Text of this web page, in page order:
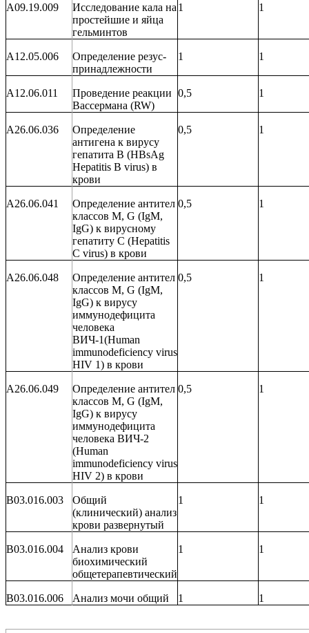
A09.19.009
Исследование кала на
простейшие и яйца
гельминтов
1 1
A12.05.006
Определение резус-
принадлежности
1 1
A12.06.011
Проведение реакции
Вассермана (RW)
0,5 1
A26.06.036
Определение
антигена к вирусу
гепатита В (НBsAg
Hepatitis B virus) в
крови
0,5 1
A26.06.041
Определение антител
классов M, G (IgM,
IgG) к вирусному
гепатиту С (Hepatitis
C virus) в крови
0,5 1
A26.06.048
Определение антител
классов M, G (IgM,
IgG) к вирусу
иммунодефицита
человека
ВИЧ-1(Human
immunodeficiency virus
HIV 1) в крови
0,5 1
A26.06.049
Определение антител
классов M, G (IgM,
IgG) к вирусу
иммунодефицита
человека ВИЧ-2
(Human
immunodeficiency virus
HIV 2) в крови
0,5 1
B03.016.003
Общий
(клинический) анализ
крови развернутый
1 1
B03.016.004
Анализ крови
биохимический
общетерапевтический
1 1
B03.016.006 Анализ мочи общий 1 1